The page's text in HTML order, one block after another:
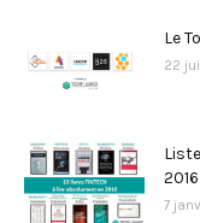
Le
22
2016
7